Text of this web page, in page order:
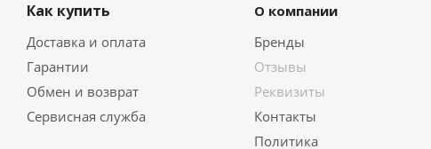
Samsung
Schaub Lorenz
Siemens
Smart Life
Как купить
Доставка и оплата
Гарантии
Обмен и возврат
Сервисная служба
О компании
Бренды
Отзывы
Реквизиты
Контакты
Политика